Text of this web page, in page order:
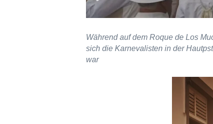
Während auf dem Roque de Los
sich die Karnevalisten in der
war